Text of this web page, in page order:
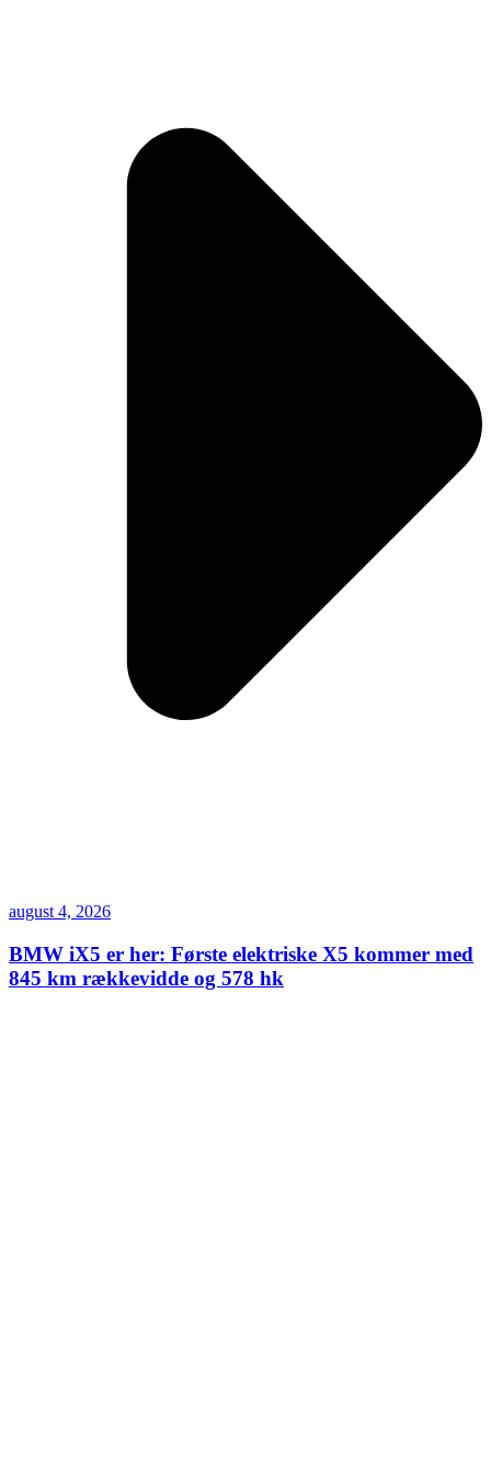
august 4, 2026
BMW iX5 er her: Første elektriske X5 kommer med
845 km rækkevidde og 578 hk